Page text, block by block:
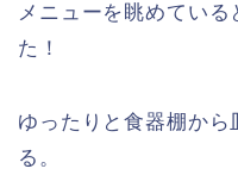
メニューを眺めてい
た！
ゆったりと食器棚か
る。